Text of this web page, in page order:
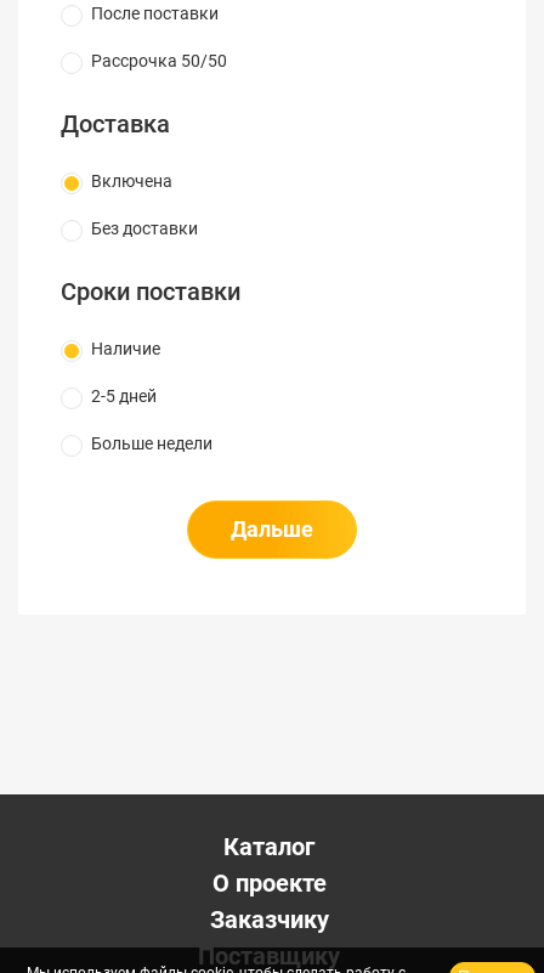
После поставки
Рассрочка 50/50
Доставка
Включена
Без доставки
Сроки поставки
Наличие
2-5 дней
Больше недели
Дальше
Каталог
О проекте
Заказчику
Поставщику